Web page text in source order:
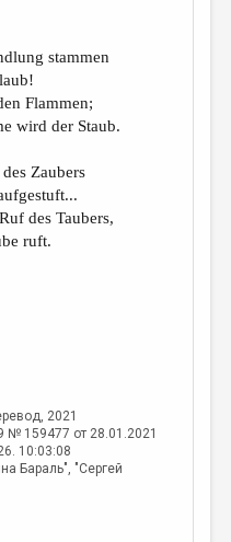
stammen
Flammen;
wird der Staub.
Zaubers
des Taubers,
ruft.
2021
№ 159477 от 28.01.2021
10:03:08
Бараль", "Сергей